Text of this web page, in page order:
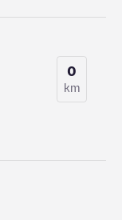
0
km